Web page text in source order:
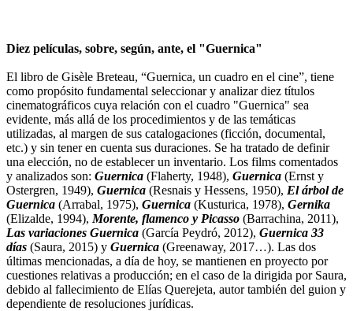
Diez películas, sobre, según, ante, el "Guernica"
El libro de Gisèle Breteau, “Guernica, un cuadro en el cine”, tiene
como propósito fundamental seleccionar y analizar diez títulos
cinematográficos cuya relación con el cuadro "Guernica" sea
evidente, más allá de los procedimientos y de las temáticas
utilizadas, al margen de sus catalogaciones (ficción, documental,
etc.) y sin tener en cuenta sus duraciones. Se ha tratado de definir
una elección, no de establecer un inventario. Los films comentados
y analizados son: Guernica (Flaherty, 1948), Guernica (Ernst y
Ostergren, 1949), Guernica (Resnais y Hessens, 1950), El árbol de
Guernica (Arrabal, 1975), Guernica (Kusturica, 1978), Gernika
(Elizalde, 1994), Morente, flamenco y Picasso (Barrachina, 2011),
Las variaciones Guernica (García Peydró, 2012), Guernica 33
días (Saura, 2015) y Guernica (Greenaway, 2017…). Las dos
últimas mencionadas, a día de hoy, se mantienen en proyecto por
cuestiones relativas a producción; en el caso de la dirigida por Saura,
debido al fallecimiento de Elías Querejeta, autor también del guion y
dependiente de resoluciones jurídicas.